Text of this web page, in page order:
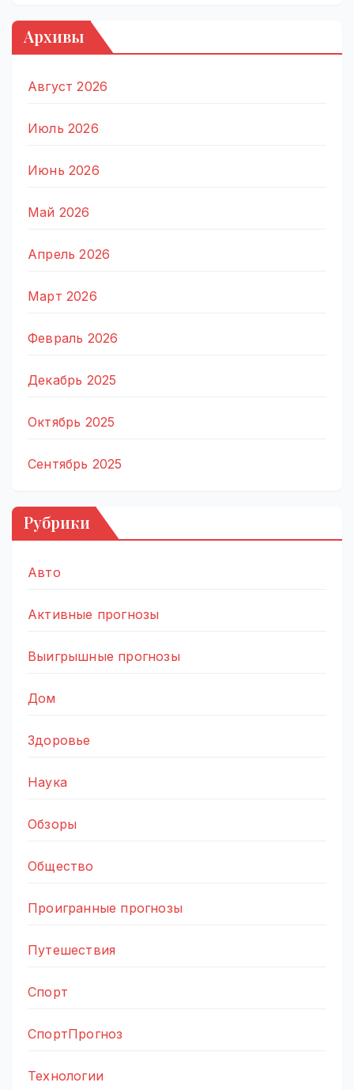
Архивы
Август 2026
Июль 2026
Июнь 2026
Май 2026
Апрель 2026
Март 2026
Февраль 2026
Декабрь 2025
Октябрь 2025
Сентябрь 2025
Рубрики
Авто
Активные прогнозы
Выигрышные прогнозы
Дом
Здоровье
Наука
Обзоры
Общество
Проигранные прогнозы
Путешествия
Спорт
СпортПрогноз
Технологии